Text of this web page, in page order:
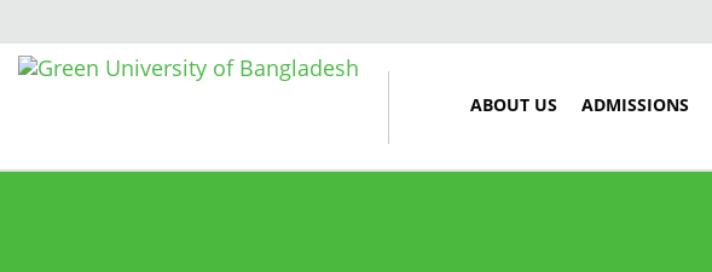
ABOUT US ADMISSIONS